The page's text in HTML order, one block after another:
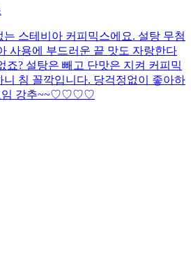
스테비아 커피믹스에요. 설탕 무첨
사용에 부드러운 끝 맛도 자랑한다
죠? 설탕은 빼고 단맛은 지켜 커피믹
침 꼴깍입니다. 당걱정없이 좋아하
임 강추~~♡♡♡♡